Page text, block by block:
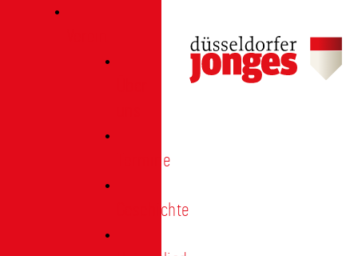
Termine
Geschichte